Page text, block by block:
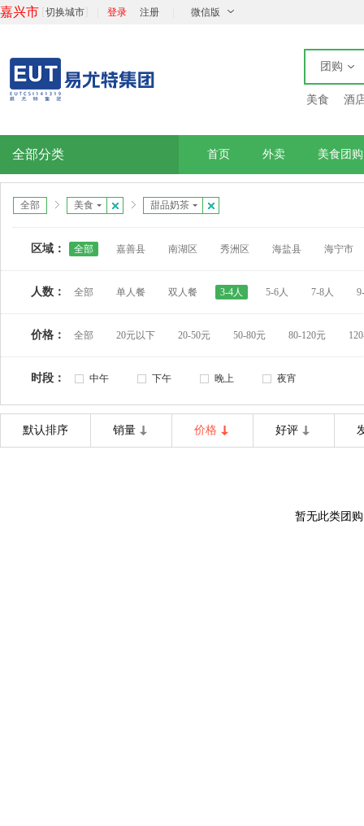
嘉兴市 切换城市 登录 注册 微信版
团购
美食 酒
全部分类 首页 外卖 美食团购
全部 美食 甜品奶茶
区域： 全部 嘉善县 南湖区 秀洲区 海盐县 海宁市
人数： 全部 单人餐 双人餐 3-4人 5-6人 7-8人
价格： 全部 20元以下 20-50元 50-80元 80-120元
时段： 中午 下午 晚上 夜宵
默认排序 销量 价格 好评
暂无此类团